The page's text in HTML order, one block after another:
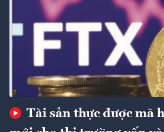
Tài sản thực được mã